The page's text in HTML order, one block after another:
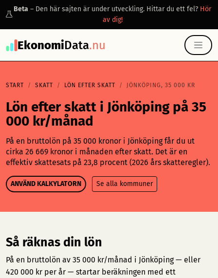
Beta – Den här sajten är under utveckling. Hittar du ett fel? Hör
av dig!
EkonomiData.nu
START SKATT LÖN EFTER SKATT JÖNKÖPING, 35 000 KR
Lön efter skatt i Jönköping på 35
000 kr/månad
På en bruttolön på 35 000 kronor i Jönköping får du ut
cirka 26 669 kronor i månaden efter skatt. Det är en
effektiv skattesats på 23,8 procent (2026 års skatteregler).
ANVÄND KALKYLATORN Se alla kommuner
Så räknas din lön
På en bruttolön av 35 000 kr/månad i Jönköping — eller
420 000 kr per år — startar beräkningen med ett